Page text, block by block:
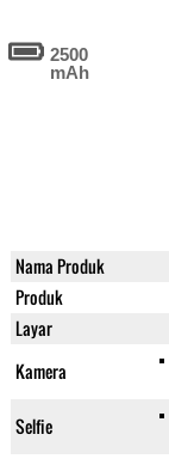
2500
mAh
Nama Produk
Produk
Layar
Kamera
Selfie